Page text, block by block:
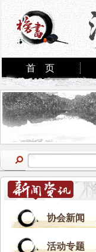
首 页
协会新闻
活动专题